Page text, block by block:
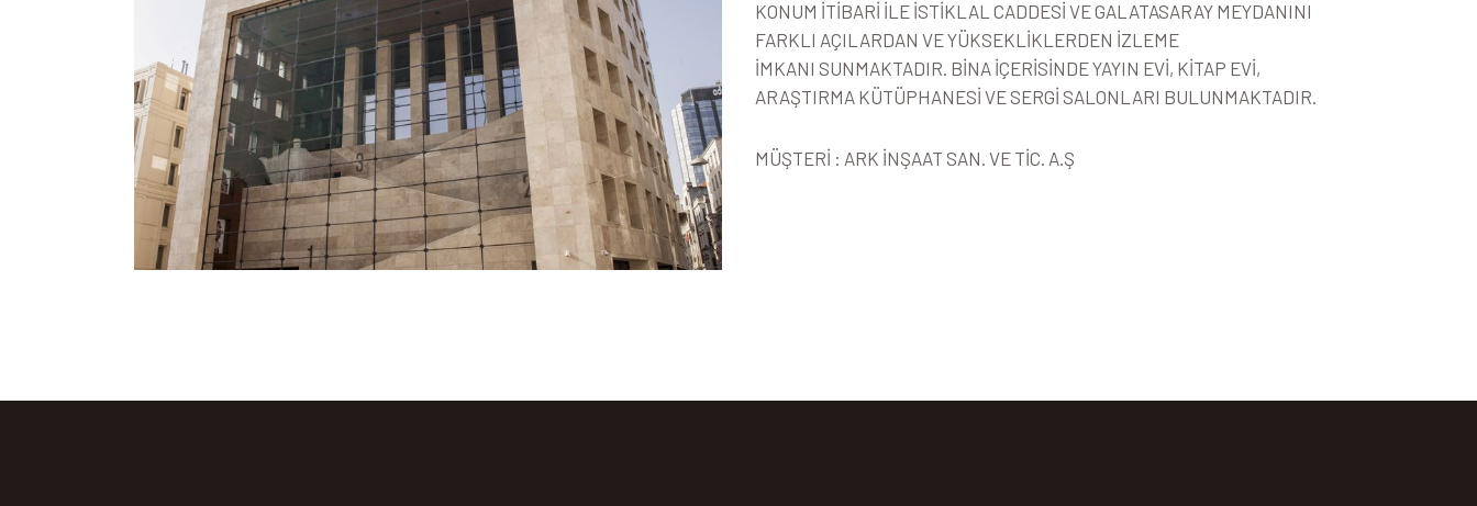
KONUM İTİBARİ İLE İSTİKLAL CADDESİ VE GALATASARAY MEYDANINI
FARKLI AÇILARDAN VE YÜKSEKLİKLERDEN İZLEME
İMKANI SUNMAKTADIR. BİNA İÇERİSİNDE YAYIN EVİ, KİTAP EVİ,
ARAŞTIRMA KÜTÜPHANESİ VE SERGİ SALONLARI BULUNMAKTADIR.
MÜŞTERİ : ARK İNŞAAT SAN. VE TİC. A.Ş